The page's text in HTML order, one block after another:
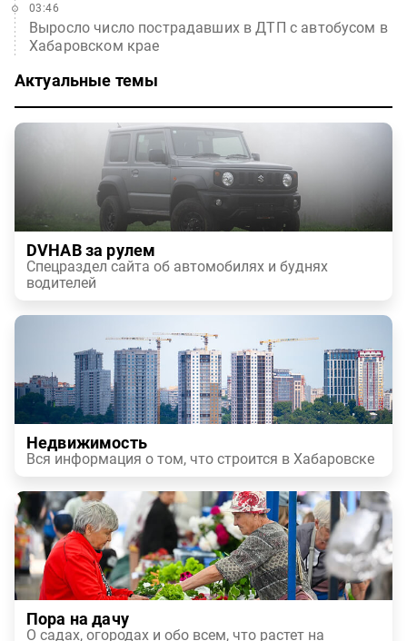
Выросло число пострадавших в ДТП с автобусом в
Хабаровском крае
03:46
Актуальные темы
DVHAB за рулем
Спецраздел сайта об автомобилях и буднях
водителей
Недвижимость
Вся информация о том, что строится в Хабаровске
Пора на дачу
О садах, огородах и обо всем, что растет на